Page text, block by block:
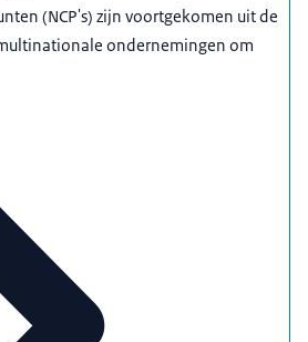
(NCP's) zijn voortgekomen uit de
ondernemingen om